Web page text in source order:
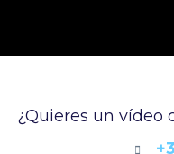
¿Quieres un vídeo